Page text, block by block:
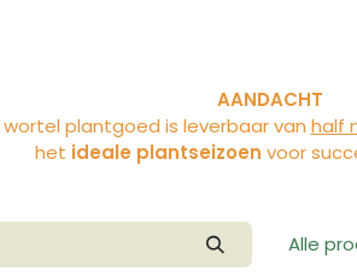
AANDACHT
plantgoed is leverbaar van half
het ideale plantseizoen voor
Alle